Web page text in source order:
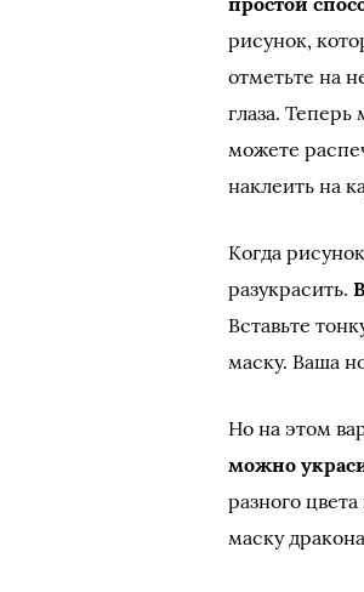
рисунок,
отметьте на
глаза.
можете
наклеить на
Когда
разукрасить.
Вставьте
маску. Ваша
Но на этом
можно
разного
маску